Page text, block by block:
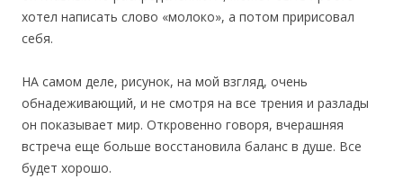
хотел написать слово «молоко», а потом пририсовал
себя.
НА самом деле, рисунок, на мой взгляд, очень
обнадеживающий, и не смотря на все трения и разлады
он показывает мир. Откровенно говоря, вчерашняя
встреча еще больше восстановила баланс в душе. Все
будет хорошо.